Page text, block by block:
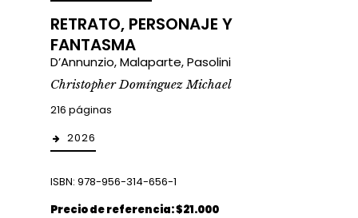
RETRATO, PERSONAJE Y
FANTASMA
D’Annunzio, Malaparte, Pasolini
Christopher Domínguez Michael
216 páginas
2026
ISBN: 978-956-314-656-1
Precio de referencia: $21.000